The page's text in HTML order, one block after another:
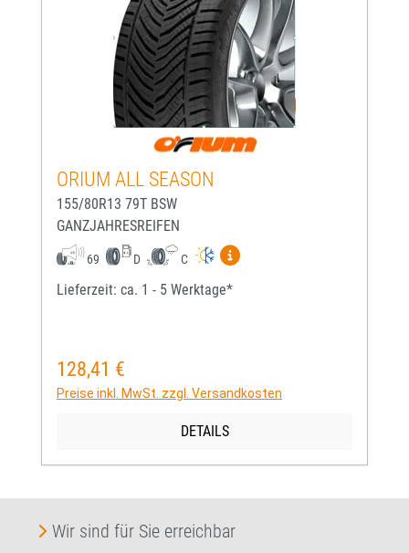
ORIUM ALL SEASON
155/80R13 79T BSW
GANZJAHRESREIFEN
69 D C
Mehr Informationen zum
Lieferzeit: ca. 1 - 5 Werktage*
Regulärer Preis:
128,41 €
Preise inkl. MwSt. zzgl. Versandkosten
DETAILS
Wir sind für Sie erreichbar